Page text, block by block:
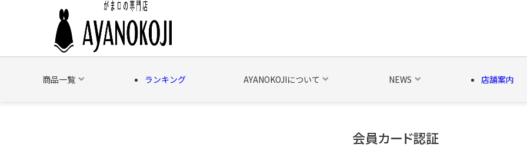
商品一覧 ランキング AYANOKOJIについて NEWS 店舗案内
ベルト・関連商品 新商品 シーズン品
会員カード認証